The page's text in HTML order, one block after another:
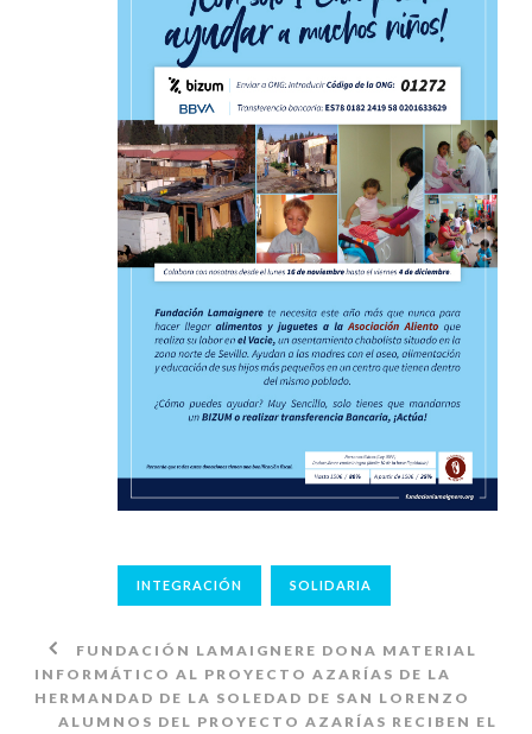
INTEGRACIÓN SOLIDARIA
FUNDACIÓN LAMAIGNERE DONA MATERIAL
INFORMÁTICO AL PROYECTO AZARÍAS DE LA
HERMANDAD DE LA SOLEDAD DE SAN LORENZO
ALUMNOS DEL PROYECTO AZARÍAS RECIBEN EL